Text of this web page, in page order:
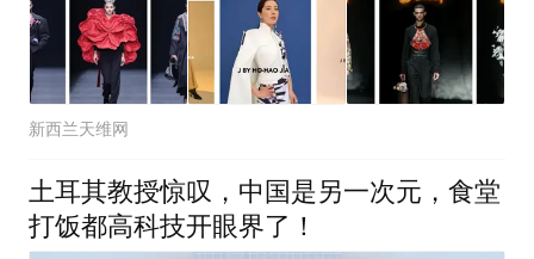
新西兰天维网
土耳其教授惊叹，中国是另一次元，食堂
打饭都高科技开眼界了！